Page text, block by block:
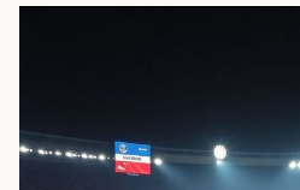
онлайн